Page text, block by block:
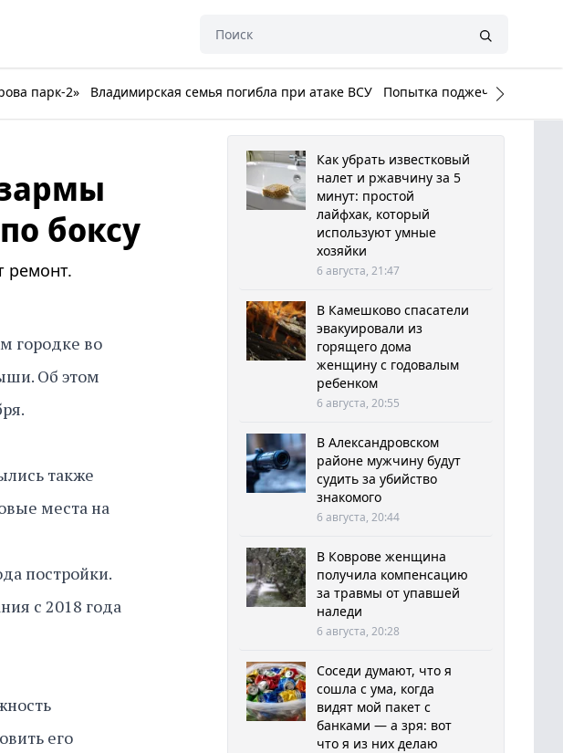
парк-2» Владимирская семья погибла при атаке ВСУ Попытка поджечь Белый
боксу
ремонт.
городке во
Об этом
также
места на
постройки.
с 2018 года
его
Как убрать известковый
налет и ржавчину за 5
минут: простой
лайфхак, который
используют умные
хозяйки
6 августа, 21:47
В Камешково спасатели
эвакуировали из
горящего дома
женщину с годовалым
ребенком
6 августа, 20:55
В Александровском
районе мужчину будут
судить за убийство
знакомого
6 августа, 20:44
В Коврове женщина
получила компенсацию
за травмы от упавшей
наледи
6 августа, 20:28
Соседи думают, что я
сошла с ума, когда
видят мой пакет с
банками — а зря: вот
что я из них делаю